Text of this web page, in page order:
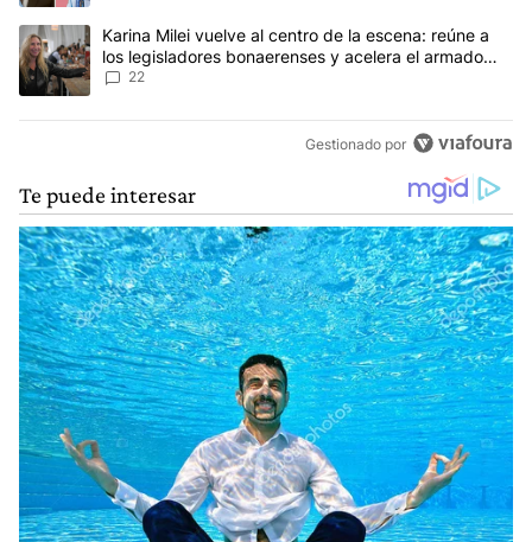
Un artículo de tendencia con el título "Karina Milei vuelve al
Karina Milei vuelve al centro de la escena: reúne a
los legisladores bonaerenses y acelera el armado
para 2027
22
Gestionado por